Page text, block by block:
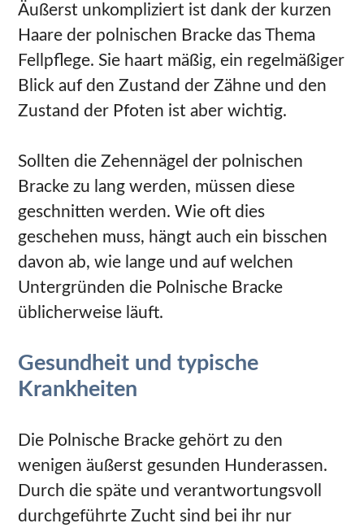
Äußerst unkompliziert ist dank der kurzen
Haare der polnischen Bracke das Thema
Fellpflege. Sie haart mäßig, ein regelmäßiger
Blick auf den Zustand der Zähne und den
Zustand der Pfoten ist aber wichtig.
Sollten die Zehennägel der polnischen
Bracke zu lang werden, müssen diese
geschnitten werden. Wie oft dies
geschehen muss, hängt auch ein bisschen
davon ab, wie lange und auf welchen
Untergründen die Polnische Bracke
üblicherweise läuft.
Gesundheit und typische
Krankheiten
Die Polnische Bracke gehört zu den
wenigen äußerst gesunden Hunderassen.
Durch die späte und verantwortungsvoll
durchgeführte Zucht sind bei ihr nur